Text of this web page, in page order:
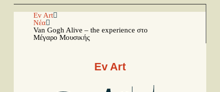
Αρχική
Facebook
Ev Art
Ev Art
Νέα
Van Gogh Alive – the experience στο
Μέγαρο Μουσικής